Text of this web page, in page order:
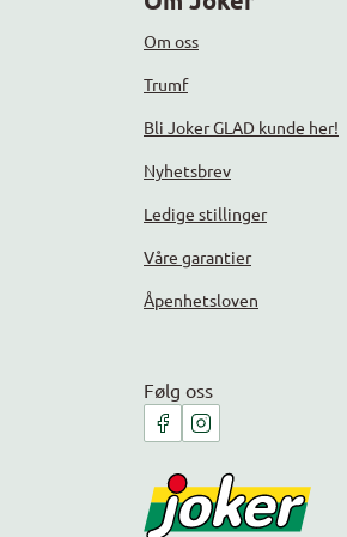
Om oss
Trumf
Bli Joker GLAD kunde her!
Nyhetsbrev
Ledige stillinger
Våre garantier
Åpenhetsloven
Følg oss